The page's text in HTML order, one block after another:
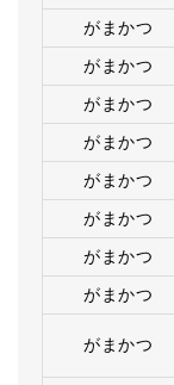
がまかつ
がまかつ
がまかつ
がまかつ
がまかつ
がまかつ
がまかつ
がまかつ
がまかつ